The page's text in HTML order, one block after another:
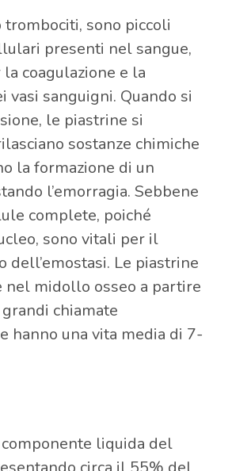
trombociti, sono piccoli
presenti nel sangue,
coagulazione e la
vasi sanguigni. Quando si
le piastrine si
sostanze chimiche
la formazione di un
l’emorragia. Sebbene
complete, poiché
sono vitali per il
dell’emostasi. Le piastrine
nel midollo osseo a partire
chiamate
hanno una vita media di 7-
liquida del